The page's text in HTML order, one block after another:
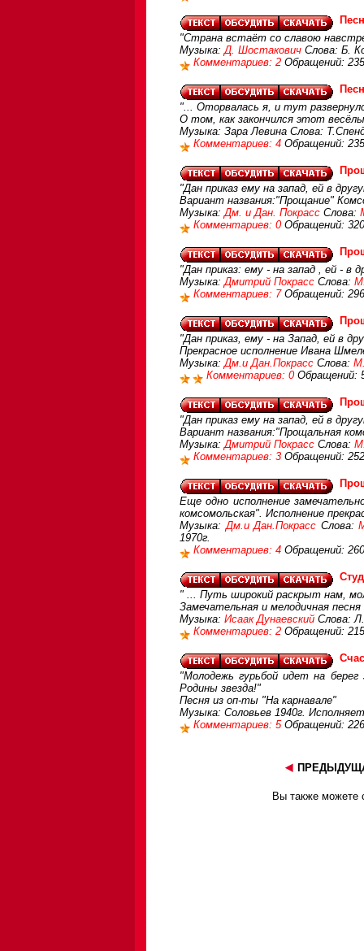
"Страна встаёт со славою
Музыка:Д. Шостакович Слова: Б.
Комментариев: 2 Обращений:
"... Оторвалась я, и тут
О том, как закончился этот
Музыка: Зара Левина Слова:
Комментариев: 4 Обращений:
"Дан приказ ему на запад, ей в
Вариант названия:"Прощание"
Музыка:Дм. и Дан. Покрасс Слова:
Комментариев: 0 Обращений:
"Дан приказ: ему - на запад , ей - в
Музыка:Дмитрий Покрасс Слова:
Комментариев: 7 Обращений:
"Дан приказ, ему - на Запад, ей в
Прекрасное исполнение Ивана
Музыка:Дм.и Дан.Покрасс Слова:
Комментариев: 0 Обращений:
"Дан приказ ему на запад, ей в
Вариант названия:"Прощальная
Музыка:Дмитрий Покрасс Слова:
Комментариев: 3 Обращений:
Еще одно исполнение
комсомольская". Исполнение
Музыка:Дм.и Дан.Покрасс Слова:
1970г.
Комментариев: 4 Обращений:
" ... Путь широкий раскрыт нам,
Замечательная и мелодичная
Музыка: Исаак Дунаевский Слова:
Комментариев: 2 Обращений:
"Молодежь гурьбой идет на
Родины звезда!"
Песня из оп-ты "На карнавале"
Музыка: Соловьев 1940г.
Комментариев: 5 Обращений:
Вы также можете